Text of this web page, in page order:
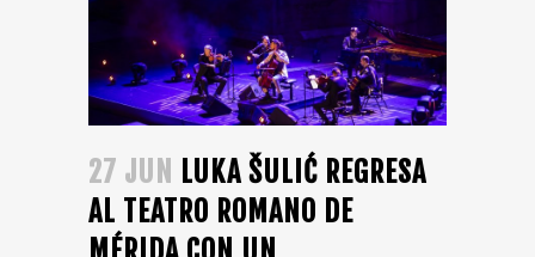
27 JUN LUKA ŠULIĆ REGRESA
AL TEATRO ROMANO DE